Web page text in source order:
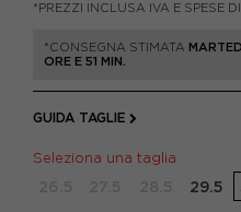
*PREZZI INCLUSA IVA E SPESE
*CONSEGNA STIMATA
ORE E 51 MIN.
GUIDA TAGLIE
Seleziona una taglia
29.5